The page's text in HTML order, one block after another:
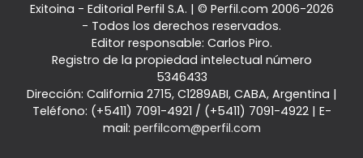
Exitoina - Editorial Perfil S.A. | © Perfil.com 2006-2026
- Todos los derechos reservados.
Editor responsable: Carlos Piro.
Registro de la propiedad intelectual número
5346433
Dirección: California 2715, C1289ABI, CABA, Argentina |
Teléfono: (+5411) 7091-4921 / (+5411) 7091-4922| E-
mail: perfilcom@perfil.com